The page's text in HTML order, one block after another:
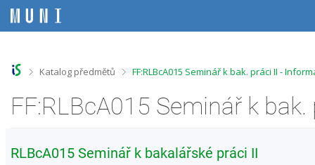
e
e
e
e
>Katalog předmětů >
FF:RLBcA015 Seminář k bak. práci II -
FF:RLBcA015 Seminář k
RLBcA015 Seminář k bakalářské práci II